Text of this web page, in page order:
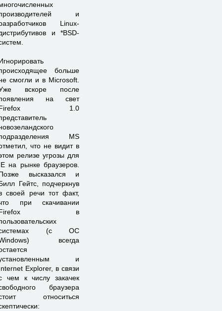
и
Linux-
и *BSD-
больше
смогли и в Microsoft.
вскоре после
на свет
1.0
MS
что не видит в
релизе угрозы для
на рынке браузеров.
высказался и
Гейтс, подчеркнув
своей речи тот факт,
при скачивании
в
(с ОС
всегда
и
Explorer, в связи
чем к числу закачек
браузера
относиться